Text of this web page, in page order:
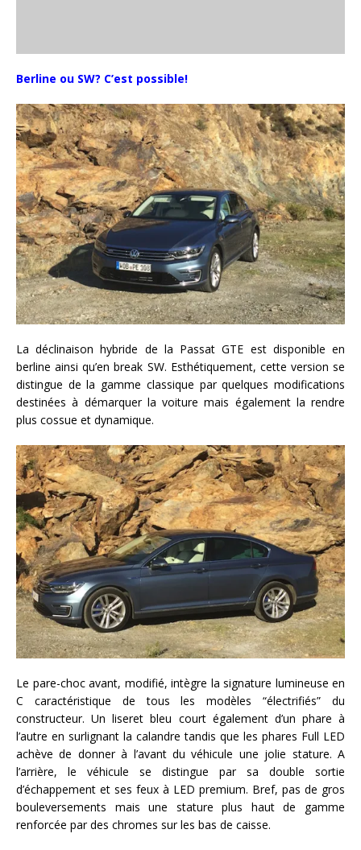
Berline ou SW? C’est possible!
La déclinaison hybride de la Passat GTE est disponible en
berline ainsi qu’en break SW. Esthétiquement, cette version se
distingue de la gamme classique par quelques modifications
destinées à démarquer la voiture mais également la rendre
plus cossue et dynamique.
Le pare-choc avant, modifié, intègre la signature lumineuse en
C caractéristique de tous les modèles “électrifiés” du
constructeur. Un liseret bleu court également d’un phare à
l’autre en surlignant la calandre tandis que les phares Full LED
achève de donner à l’avant du véhicule une jolie stature. A
l’arrière, le véhicule se distingue par sa double sortie
d’échappement et ses feux à LED premium. Bref, pas de gros
bouleversements mais une stature plus haut de gamme
renforcée par des chromes sur les bas de caisse.